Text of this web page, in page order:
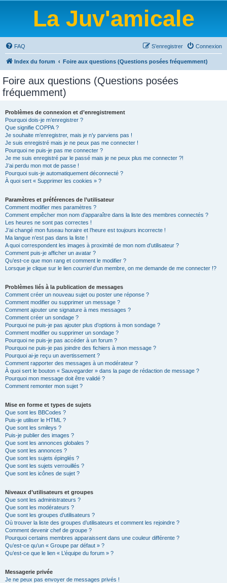
La Juv'amicale
FAQ Connexion
S’enregistrer
Index du forum Foire aux questions (Questions posées fréquemment)
Foire aux questions (Questions posées
fréquemment)
Problèmes de connexion et d’enregistrement
Pourquoi dois-je m’enregistrer ?
Que signifie COPPA ?
Je souhaite m’enregistrer, mais je n’y parviens pas !
Je suis enregistré mais je ne peux pas me connecter !
Pourquoi ne puis-je pas me connecter ?
Je me suis enregistré par le passé mais je ne peux plus me connecter ?!
J’ai perdu mon mot de passe !
Pourquoi suis-je automatiquement déconnecté ?
À quoi sert « Supprimer les cookies » ?
Paramètres et préférences de l’utilisateur
Comment modifier mes paramètres ?
Comment empêcher mon nom d’apparaître dans la liste des membres connectés ?
Les heures ne sont pas correctes !
J’ai changé mon fuseau horaire et l’heure est toujours incorrecte !
Ma langue n’est pas dans la liste !
A quoi correspondent les images à proximité de mon nom d’utilisateur ?
Comment puis-je afficher un avatar ?
Qu’est-ce que mon rang et comment le modifier ?
Lorsque je clique sur le lien courrield’un membre, on me demande de me connecter !?
Problèmes liés à la publication de messages
Comment créer un nouveau sujet ou poster une réponse ?
Comment modifier ou supprimer un message ?
Comment ajouter une signature à mes messages ?
Comment créer un sondage ?
Pourquoi ne puis-je pas ajouter plus d’options à mon sondage ?
Comment modifier ou supprimer un sondage ?
Pourquoi ne puis-je pas accéder à un forum ?
Pourquoi ne puis-je pas joindre des fichiers à mon message ?
Pourquoi ai-je reçu un avertissement ?
Comment rapporter des messages à un modérateur ?
À quoi sert le bouton « Sauvegarder » dans la page de rédaction de message ?
Pourquoi mon message doit être validé ?
Comment remonter mon sujet ?
Mise en forme et types de sujets
Que sont les BBCodes ?
Puis-je utiliser le HTML ?
Que sont les smileys ?
Puis-je publier des images ?
Que sont les annonces globales ?
Que sont les annonces ?
Que sont les sujets épinglés ?
Que sont les sujets verrouillés ?
Que sont les icônes de sujet ?
Niveaux d’utilisateurs et groupes
Que sont les administrateurs ?
Que sont les modérateurs ?
Que sont les groupes d’utilisateurs ?
Où trouver la liste des groupes d’utilisateurs et comment les rejoindre ?
Comment devenir chef de groupe ?
Pourquoi certains membres apparaissent dans une couleur différente ?
Qu’est-ce qu’un « Groupe par défaut » ?
Qu’est-ce que le lien « L’équipe du forum » ?
Messagerie privée
Je ne peux pas envoyer de messages privés !